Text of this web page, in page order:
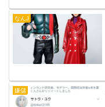
なんJ
嫌儲